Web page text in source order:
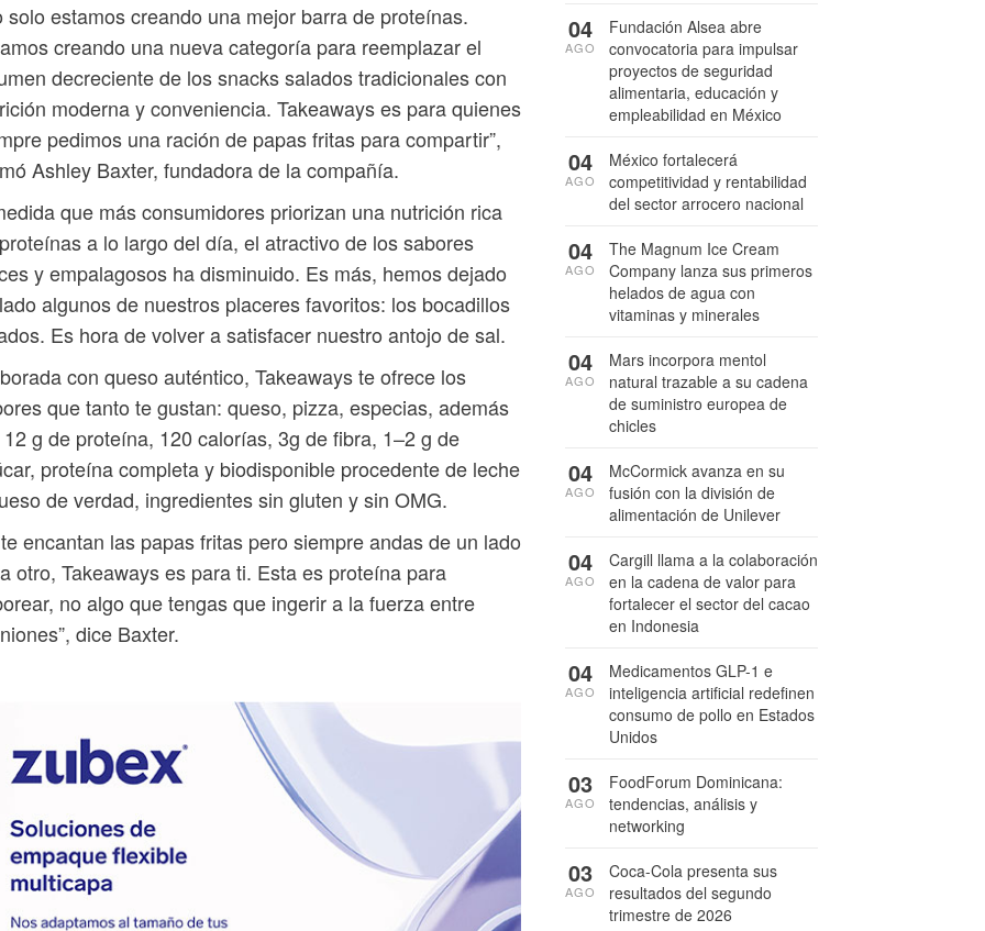
solo estamos creando una mejor barra de proteínas.
creando una nueva categoría para reemplazar el
decreciente de los snacks salados tradicionales con
moderna y conveniencia. Takeaways es para quienes
pedimos una ración de papas fritas para compartir”,
Ashley Baxter, fundadora de la compañía.
que más consumidores priorizan una nutrición rica
a lo largo del día, el atractivo de los sabores
y empalagosos ha disminuido. Es más, hemos dejado
algunos de nuestros placeres favoritos: los bocadillos
Es hora de volver a satisfacer nuestro antojo de sal.
con queso auténtico, Takeaways te ofrece los
que tanto te gustan: queso, pizza, especias, además
g de proteína, 120 calorías, 3g de fibra, 1–2 g de
proteína completa y biodisponible procedente de leche
de verdad, ingredientes sin gluten y sin OMG.
encantan las papas fritas pero siempre andas de un lado
otro, Takeaways es para ti. Esta es proteína para
no algo que tengas que ingerir a la fuerza entre
dice Baxter.
Fundación Alsea abre
convocatoria para impulsar
proyectos de seguridad
alimentaria, educación y
empleabilidad en México
04
AGO
México fortalecerá
competitividad y rentabilidad
del sector arrocero nacional
04
AGO
The Magnum Ice Cream
Company lanza sus primeros
helados de agua con
vitaminas y minerales
04
AGO
Mars incorpora mentol
natural trazable a su cadena
de suministro europea de
chicles
04
AGO
McCormick avanza en su
fusión con la división de
alimentación de Unilever
04
AGO
Cargill llama a la colaboración
en la cadena de valor para
fortalecer el sector del cacao
en Indonesia
04
AGO
Medicamentos GLP-1 e
inteligencia artificial redefinen
consumo de pollo en Estados
Unidos
04
AGO
FoodForum Dominicana:
tendencias, análisis y
networking
03
AGO
Coca-Cola presenta sus
resultados del segundo
trimestre de 2026
03
AGO